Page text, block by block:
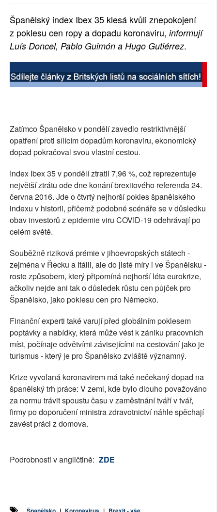
RUBRIKY
Španělský index Ibex 35 klesá kvůli znepokojení
z poklesu cen ropy a dopadu koronaviru, informují
Luís Doncel, Pablo Guimón a Hugo Gutiérrez.
Zatímco Španělsko v pondělí zavedlo restriktivnější
opatření proti sílícím dopadům koronaviru, ekonomický
dopad pokračoval svou vlastní cestou.
Index Ibex 35 v pondělí ztratil 7,96 %, což reprezentuje
největší ztrátu ode dne konání brexitového referenda 24.
června 2016. Jde o čtvrtý nejhorší pokles španělského
indexu v historii, přičemž podobné scénáře se v důsledku
obav investorů z epidemie viru COVID-19 odehrávají po
celém světě.
Souběžně riziková prémie v jihoevropských státech -
zejména v Řecku a Itálii, ale do jisté míry i ve Španělsku -
roste způsobem, který připomíná nejhorší léta eurokrize,
ačkoliv nejde ani tak o důsledek růstu cen půjček pro
Španělsko, jako poklesu cen pro Německo.
Finanční experti také varují před globálním poklesem
poptávky a nabídky, která může vést k zániku pracovních
míst, počínaje odvětvími závisejícími na cestování jako je
turismus - který je pro Španělsko zvláště významný.
Krize vyvolaná koronavirem má také nečekaný dopad na
španělský trh práce: V zemi, kde bylo dlouho považováno
za normu trávit spoustu času v zaměstnání tváří v tvář,
firmy po doporučení ministra zdravotnictví náhle spěchají
zavést práci z domova.
Podrobnosti v angličtině: ZDE